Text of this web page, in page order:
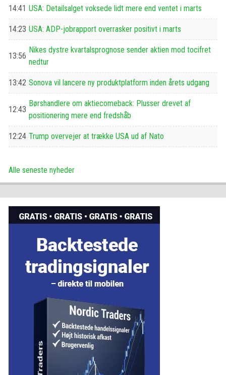
14:41 USA: Detailsalget voksede lidt mere end ventet i marts
14:23 USA: ADP-jobrapport overrasker positivt i marts
13:56
Nikes dystre kvartalsprognose sender aktien mod tocifret
nedtur
13:42 Sonova vil lancere ny produktplatform inden årets udgang
12:43
Børshandlere om aktiecomeback: Plusser drevet af
positionering mere end fredshåb
12:24 Trump overvejer at trække USA ud af Nato
Alle seneste nyheder